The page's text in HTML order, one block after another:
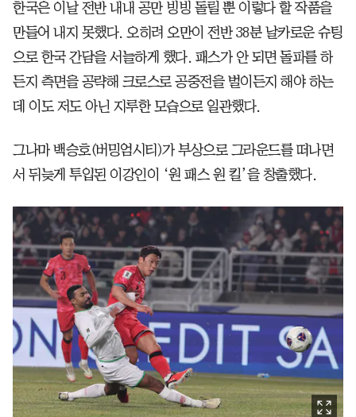
한국은 이날 전반 내내 공만 빙빙 돌릴 뿐 이렇다 할 작품을
만들어 내지 못했다. 오히려 오만이 전반 38분 날카로운 슈팅
으로 한국 간담을 서늘하게 했다. 패스가 안 되면 돌파를 하
든지 측면을 공략해 크로스로 공중전을 벌이든지 해야 하는
데 이도 저도 아닌 지루한 모습으로 일관했다.
그나마 백승호(버밍엄시티)가 부상으로 그라운드를 떠나면
서 뒤늦게 투입된 이강인이 ‘원 패스 원 킬’을 창출했다.